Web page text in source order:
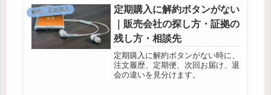
解約・定期購入
定期購入に解約ボタンがない
｜販売会社の探し方・証拠の
残し方・相談先
定期購入に解約ボタンがない時に、
注文履歴、定期便、次回お届け、退
会の違いを見分けます。